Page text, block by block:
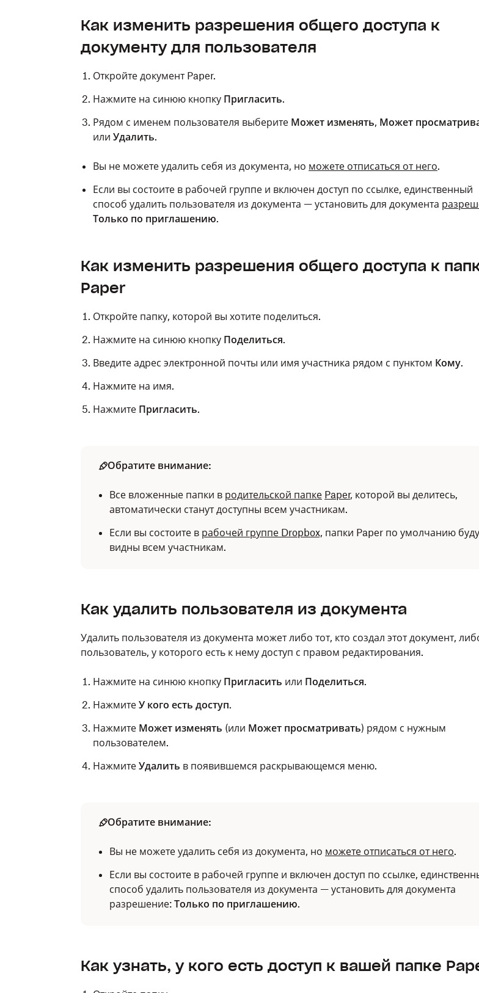
Как изменить разрешения общего доступа к
документу для пользователя
Откройте документ Paper.
Нажмите на синюю кнопку Пригласить.
Рядом с именем пользователя выберите Может изменять, Может
или Удалить.
Вы не можете удалить себя из документа, но можете отписаться от него.
Если вы состоите в рабочей группе и включен доступ по ссылке, единственный
способ удалить пользователя из документа — установить для документа
Только по приглашению.
Как изменить разрешения общего доступа к
Paper
Откройте папку, которой вы хотите поделиться.
Нажмите на синюю кнопку Поделиться.
Введите адрес электронной почты или имя участника рядом с пунктом Кому.
Нажмите на имя.
Нажмите Пригласить.
Обратите внимание:
Все вложенные папки в родительской папке Paper, которой вы делитесь,
автоматически станут доступны всем участникам.
Если вы состоите в рабочей группе Dropbox, папки Paper по умолчанию
видны всем участникам.
Как удалить пользователя из документа
Удалить пользователя из документа может либо тот, кто создал этот документ,
пользователь, у которого есть к нему доступ с правом редактирования.
Нажмите на синюю кнопку Пригласить или Поделиться.
Нажмите У кого есть доступ.
Нажмите Может изменять (или Может просматривать) рядом с нужным
пользователем.
Нажмите Удалить в появившемся раскрывающемся меню.
Обратите внимание:
Вы не можете удалить себя из документа, но можете отписаться от него.
Если вы состоите в рабочей группе и включен доступ по ссылке,
способ удалить пользователя из документа — установить для документа
разрешение: Только по приглашению.
Как узнать, у кого есть доступ к вашей папке